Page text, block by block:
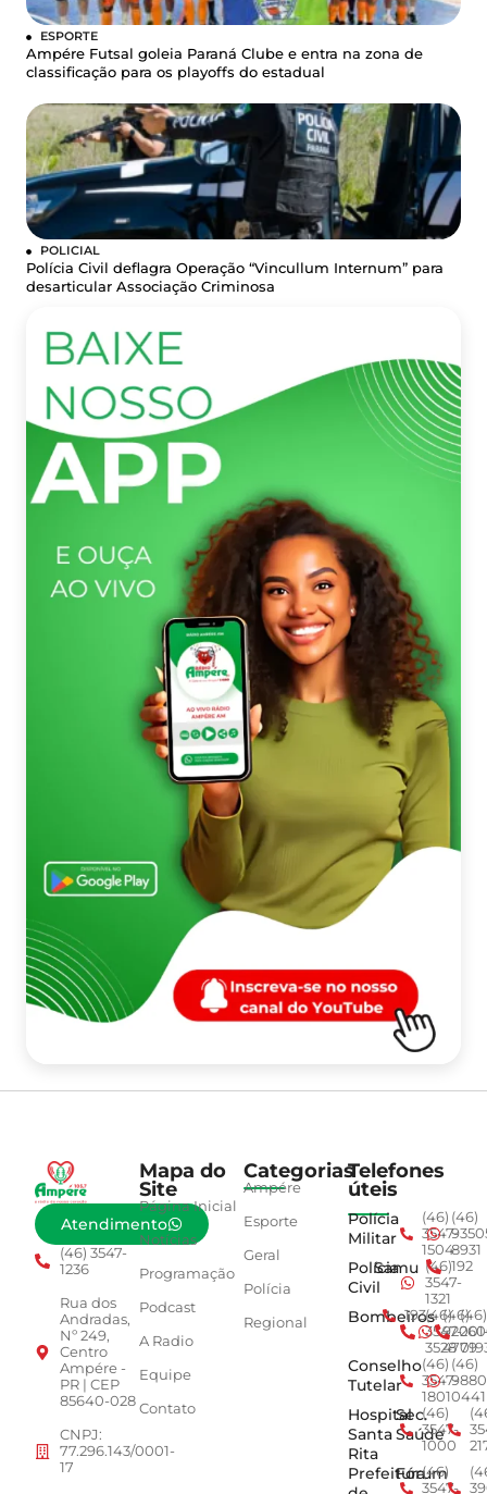
ESPORTE
Ampére Futsal goleia Paraná Clube e entra na zona de
classificação para os playoffs do estadual
POLICIAL
Polícia Civil deflagra Operação “Vincullum Internum” para
desarticular Associação Criminosa
Atendimento
(46) 3547-
1236
Rua dos
Andradas,
Nº 249,
Centro
Ampére -
PR | CEP
85640-028
CNPJ:
77.296.143/0001-
17
Mapa do
Site
Página Inicial
Notícias
Programação
Podcast
A Radio
Equipe
Contato
Categorias
Ampére
Esporte
Geral
Polícia
Regional
Telefones
úteis
Polícia
Militar
(46)
3547-
1504
(46)
8931
Polícia
Civil
Samu (46)
3547-
1321
192
Bombeiros
193(46)
3547-
3528
(46)
4779
(46)
Conselho
Tutelar
(46)
3547-
1801
(46)
0441
Hospital
Santa
Rita
Sec.
Saúde
(46)
3547-
1000
Prefeitura
Fórum
(46)
3547-